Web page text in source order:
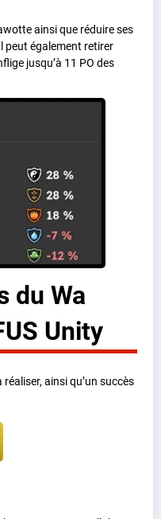
ainsi que réduire ses
peut également retirer
jusqu’à 11 PO des
du Wa
Unity
ainsi qu’un succès